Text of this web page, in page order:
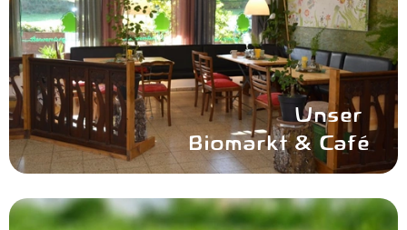
Unser
Biomarkt & Café